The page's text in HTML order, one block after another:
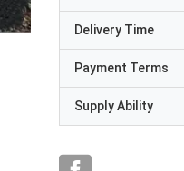
Delivery Time
Payment Terms
Supply Ability